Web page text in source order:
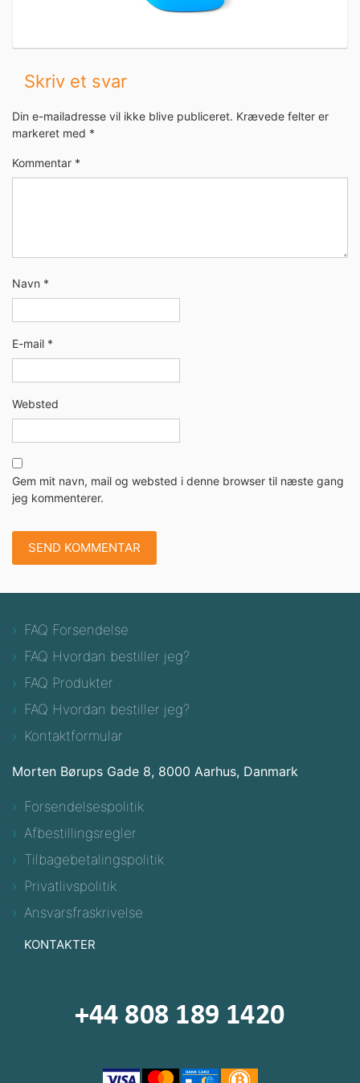
Skriv et svar
Din e-mailadresse vil ikke blive publiceret. Krævede felter er
markeret med *
Kommentar *
Navn *
E-mail *
Websted
Gem mit navn, mail og websted i denne browser til næste gang
jeg kommenterer.
FAQ Forsendelse
FAQ Hvordan bestiller jeg?
FAQ Produkter
FAQ Hvordan bestiller jeg?
Kontaktformular
Morten Børups Gade 8, 8000 Aarhus, Danmark
Forsendelsespolitik
Afbestillingsregler
Tilbagebetalingspolitik
Privatlivspolitik
Ansvarsfraskrivelse
KONTAKTER